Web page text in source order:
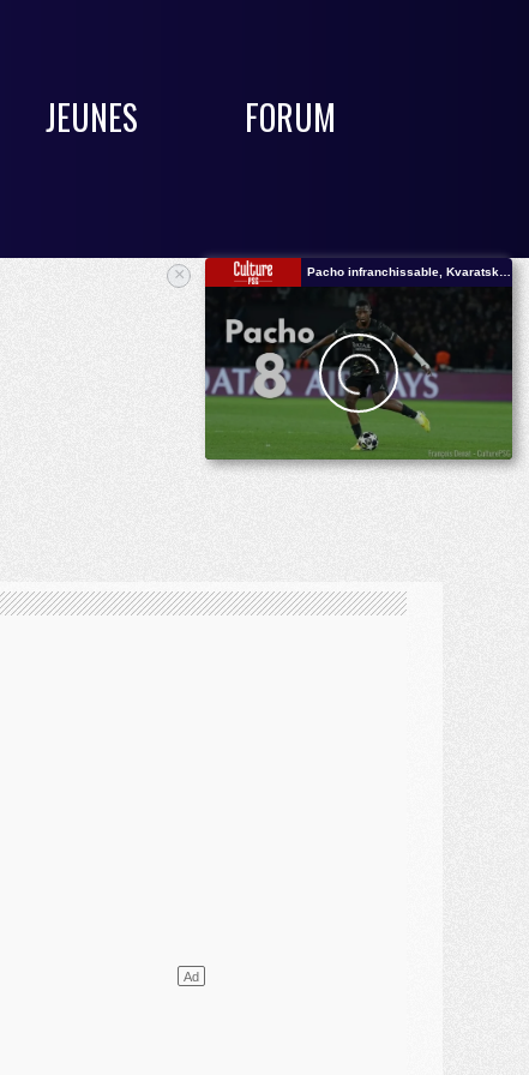
JEUNES FORUM
×